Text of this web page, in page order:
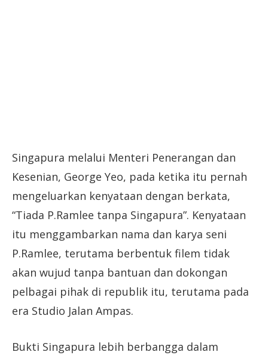
Singapura melalui Menteri Penerangan dan
Kesenian, George Yeo, pada ketika itu pernah
mengeluarkan kenyataan dengan berkata,
“Tiada P.Ramlee tanpa Singapura”. Kenyataan
itu menggambarkan nama dan karya seni
P.Ramlee, terutama berbentuk filem tidak
akan wujud tanpa bantuan dan dokongan
pelbagai pihak di republik itu, terutama pada
era Studio Jalan Ampas.
Bukti Singapura lebih berbangga dalam